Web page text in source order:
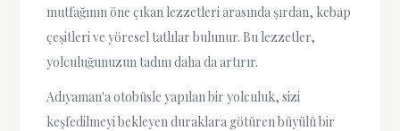
mutfağının öne çıkan lezzetleri arasında şırdan, kebap
çeşitleri ve yöresel tatlılar bulunur. Bu lezzetler,
yolculuğunuzun tadını daha da artırır.
Adıyaman'a otobüsle yapılan bir yolculuk, sizi
keşfedilmeyi bekleyen duraklara götüren büyülü bir